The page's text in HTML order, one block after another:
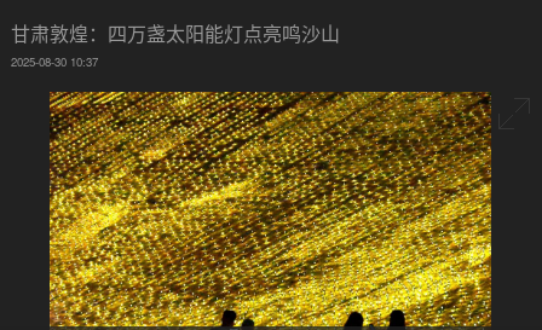
甘肃敦煌：四万盏太阳能灯点亮鸣沙山
2025-08-30 10:37